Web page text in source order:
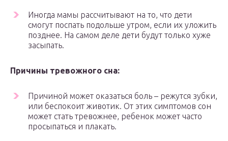
Иногда мамы рассчитывают на то, что дети
смогут поспать подольше утром, если их уложить
позднее. На самом деле дети будут только хуже
засыпать.
Причины тревожного сна:
Причиной может оказаться боль – режутся зубки,
или беспокоит животик. От этих симптомов сон
может стать тревожнее, ребенок может часто
просыпаться и плакать.